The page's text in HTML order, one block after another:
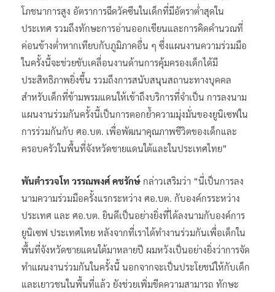
โภชนาการสูง อัตราการฉีดวัคซีนในเด็กที่มีอัตราต่ำสุดใน
ประเทศ รวมถึงทักษะการอ่านออกเขียนและการคิดคำนวณที่
ค่อนข้างต่ำหากเทียบกับภูมิภาคอื่น ๆ ซึ่งแผนงานความร่วมมือ
ในครั้งนี้จะช่วยขับเคลื่อนงานด้านการคุ้มครองเด็กได้มี
ประสิทธิภาพยิ่งขึ้น รวมถึงการสนับสนุนสถานะทางบุคคล
สำหรับเด็กที่ข้ามพรมแดนให้เข้าถึงบริการที่จำเป็น การลงนาม
แผนงานร่วมกันครั้งนี้เป็นการตอกย้ำความมุ่งมั่นของยูนิเซฟใน
การร่วมกันกับ ศอ.บต. เพื่อพัฒนาคุณภาพชีวิตของเด็กและ
ครอบครัวในพื้นที่จังหวัดชายแดนใต้และในประเทศไทย”
พันตำรวจโท วรรณพงศ์ คชรักษ์ กล่าวเสริมว่า “นี่เป็นการลง
นามความร่วมมือครั้งแรกระหว่าง ศอ.บต. กับองค์กรระหว่าง
ประเทศ และ ศอ.บต. ยินดีเป็นอย่างยิ่งที่ได้ลงนามกับองค์การ
ยูนิเซฟ ประเทศไทย หลังจากที่เราได้ทำงานร่วมกันเพื่อเด็กใน
พื้นที่จังหวัดชายแดนใต้มาหลายปี ผมหวังเป็นอย่างยิ่งว่าการจัด
ทำแผนงานร่วมกันในครั้งนี้ นอกจากจะเป็นประโยชน์ให้กับเด็ก
และเยาวชนในพื้นที่แล้ว ยังช่วยเพิ่มขีดความสามารถ ทักษะ